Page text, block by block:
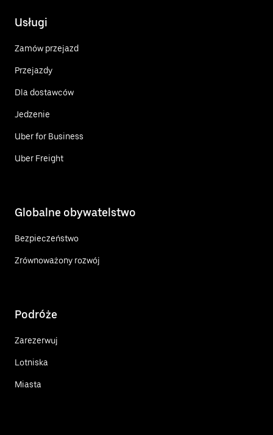
Usługi
Zamów przejazd
Przejazdy
Dla dostawców
Jedzenie
Uber for Business
Uber Freight
Globalne obywatelstwo
Bezpieczeństwo
Zrównoważony rozwój
Podróże
Zarezerwuj
Lotniska
Miasta